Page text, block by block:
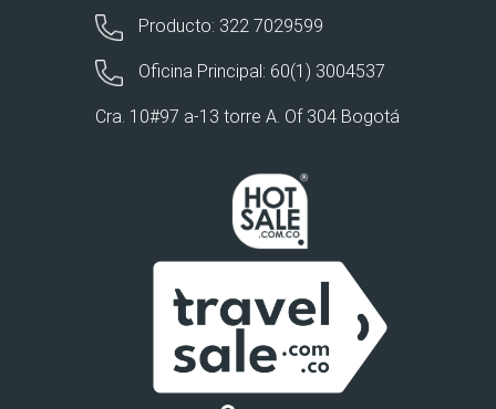
Producto: 322 7029599
Oficina Principal: 60(1) 3004537
Cra. 10#97 a-13 torre A. Of 304 Bogotá